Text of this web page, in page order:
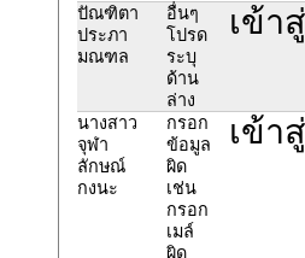
ปัณฑิตา
ประภา
มณฑล
อื่นๆ
โปรด
ระบุ
ด้าน
ล่าง
เข้า
นางสาว
จุฬา
ลักษณ์
กงนะ
กรอก
ข้อมูล
ผิด
เช่น
กรอก
เมล์
ผิด
เข้า